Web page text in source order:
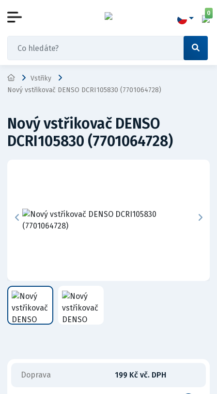
0
Vstřiky
Nový vstřikovač DENSO DCRI105830 (7701064728)
Nový vstřikovač DENSO
DCRI105830 (7701064728)
Doprava 199 Kč vč. DPH